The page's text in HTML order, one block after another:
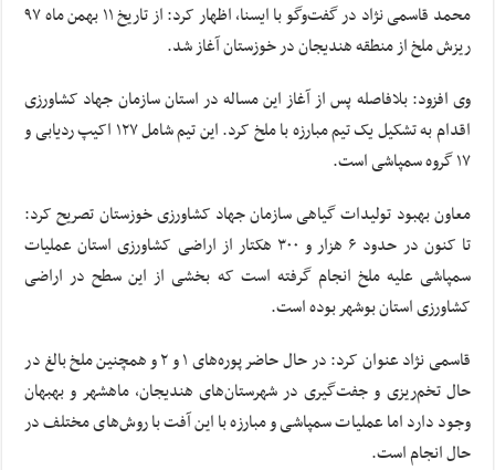
محمد قاسمی نژاد در گفت‌وگو با ایسنا، اظهار کرد: از تاریخ ۱۱ بهمن ماه ۹۷
ریزش ملخ از منطقه هندیجان در خوزستان آغاز شد.
وی افزود: بلافاصله پس از آغاز این مساله در استان سازمان جهاد کشاورزی
اقدام به تشکیل یک تیم مبارزه با ملخ کرد. این تیم شامل ۱۲۷ اکیپ ردیابی و
۱۷ گروه سمپاشی است.
معاون بهبود تولیدات گیاهی سازمان جهاد کشاورزی خوزستان تصریح کرد:
تا کنون در حدود ۶ هزار و ۳۰۰ هکتار از اراضی کشاورزی استان عملیات
سمپاشی علیه ملخ انجام گرفته است که بخشی از این سطح در اراضی
کشاورزی استان بوشهر بوده است.
قاسمی نژاد عنوان کرد: در حال حاضر پوره‌های ۱ و ۲ و همچنین ملخ بالغ در
حال تخم‌ریزی و جفت‌گیری در شهرستان‌های هندیجان، ماهشهر و بهبهان
وجود دارد اما عملیات سمپاشی و مبارزه با این آفت با روش‌های مختلف در
حال انجام است.